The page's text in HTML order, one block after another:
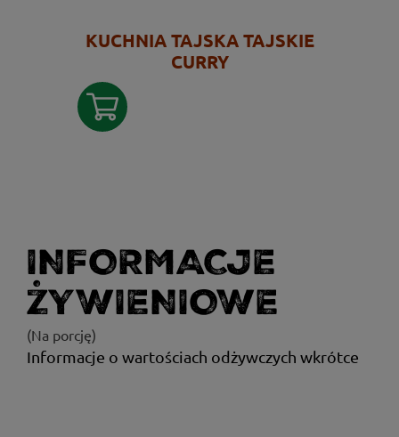
KUCHNIA TAJSKA TAJSKIE
CURRY
INFORMACJE
ŻYWIENIOWE
(Na porcję)
Informacje o wartościach odżywczych wkrótce